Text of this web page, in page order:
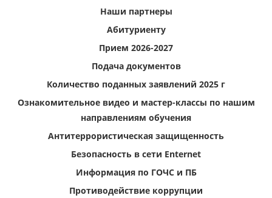
Наши партнеры
Абитуриенту
Прием 2026-2027
Подача документов
Количество поданных заявлений 2025 г
Ознакомительное видео и мастер-классы по нашим
направлениям обучения
Антитеррористическая защищенность
Безопасность в сети Enternet
Информация по ГОЧС и ПБ
Противодействие коррупции